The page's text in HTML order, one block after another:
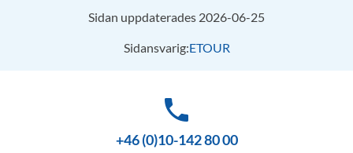
Sidan uppdaterades 2026-06-25
Sidansvarig:ETOUR
phone
+46 (0)10-142 80 00